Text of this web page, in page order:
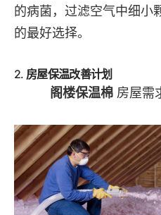
的病菌，过滤空气中细小
的最好选择。
2. 房屋保温改善计划
阁楼保温棉 房屋需